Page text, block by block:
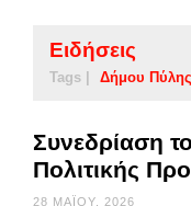
Ειδήσεις
Tags | Δήμου Πύλης
Συνεδρίαση
Πολιτικής
28 ΜΑΪ́ΟΥ, 2026